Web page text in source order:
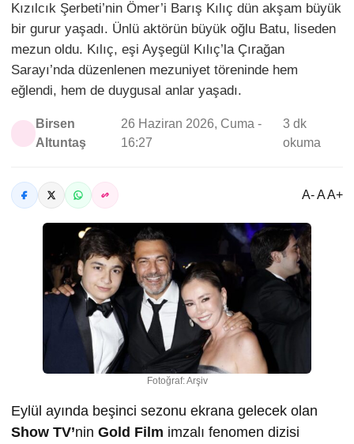
Kızılcık Şerbeti’nin Ömer’i Barış Kılıç dün akşam büyük
bir gurur yaşadı. Ünlü aktörün büyük oğlu Batu, liseden
mezun oldu. Kılıç, eşi Ayşegül Kılıç’la Çırağan
Sarayı’nda düzenlenen mezuniyet töreninde hem
eğlendi, hem de duygusal anlar yaşadı.
Birsen
Altuntaş
26 Haziran 2026, Cuma -
16:27
3 dk
okuma
A- A A+
Fotoğraf: Arşiv
Eylül ayında beşinci sezonu ekrana gelecek olan
Show TV’nin Gold Film imzalı fenomen dizisi